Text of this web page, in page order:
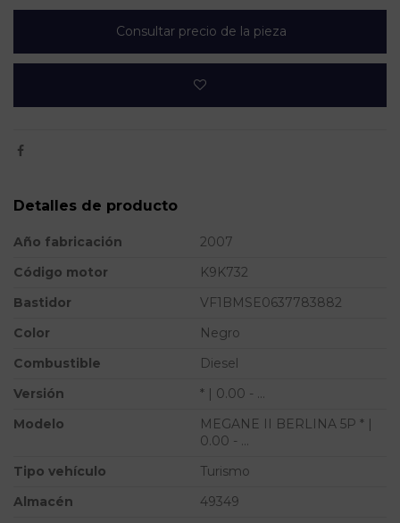
Consultar precio de la pieza
Detalles de producto
Año fabricación
2007
Código motor
K9K732
Bastidor
VF1BMSE0637783882
Color
Negro
Combustible
Diesel
Versión
* | 0.00 - ...
Modelo
MEGANE II BERLINA 5P * |
0.00 - ...
Tipo vehículo
Turismo
Almacén
49349